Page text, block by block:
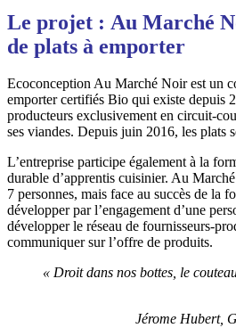
Le projet : Au Marché
de plats à emporter
Ecoconception Au Marché Noir est un
emporter certifiés Bio qui existe depuis
producteurs exclusivement en circuit-
ses viandes. Depuis juin 2016, les plats
L’entreprise participe également à la
durable d’apprentis cuisinier. Au
7 personnes, mais face au succès de la
développer par l’engagement d’une
développer le réseau de fournisseurs-
communiquer sur l’offre de produits.
« Droit dans nos bottes, le
Jérome Hubert,